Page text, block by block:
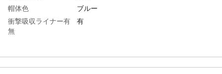
帽体色
ブルー
衝撃吸収ライナー有
無
有
シールド色
クリア
墜落時保護用
〇